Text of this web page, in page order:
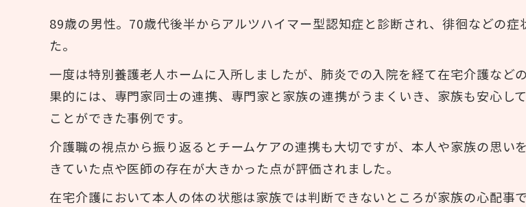
89歳の男性。70歳代後半からアルツハイマー型認知症と診断され、徘徊などの症
た。
一度は特別養護老人ホームに入所しましたが、肺炎での入院を経て在宅介護など
果的には、専門家同士の連携、専門家と家族の連携がうまくいき、家族も安心し
ことができた事例です。
介護職の視点から振り返るとチームケアの連携も大切ですが、本人や家族の思い
きていた点や医師の存在が大きかった点が評価されました。
在宅介護において本人の体の状態は家族では判断できないところが家族の心配事